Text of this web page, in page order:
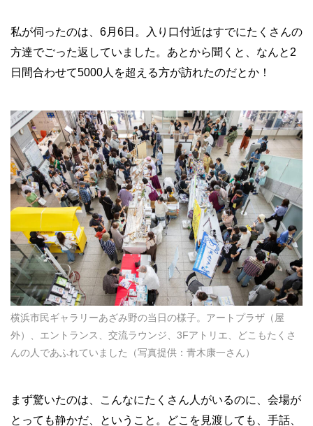
私が伺ったのは、6月6日。入り口付近はすでにたくさんの
方達でごった返していました。あとから聞くと、なんと2
日間合わせて5000人を超える方が訪れたのだとか！
横浜市民ギャラリーあざみ野の当日の様子。アートプラザ（屋
外）、エントランス、交流ラウンジ、3Fアトリエ、どこもたくさ
んの人であふれていました（写真提供：青木康一さん）
まず驚いたのは、こんなにたくさん人がいるのに、会場が
とっても静かだ、ということ。どこを見渡しても、手話、